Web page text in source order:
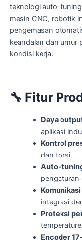
teknologi auto-
mesin CNC, robotik
pengemasan
keandalan dan umur
kondisi kerja.
🔧 Fitur
Daya
aplikasi
Kontrol
dan torsi
Auto-
pengaturan
integrasi
Proteksi
temperature
Encoder